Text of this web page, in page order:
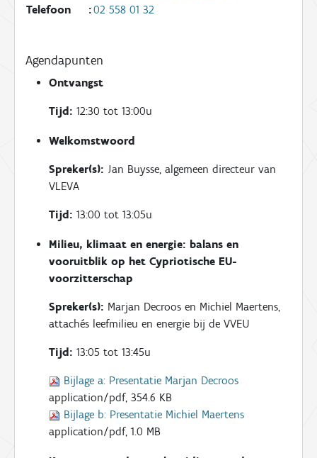
:
Telefoon 02 558 01 32
Agendapunten
Ontvangst
Tijd: 12:30 tot 13:00u
Welkomstwoord
Spreker(s): Jan Buysse, algemeen directeur van
VLEVA
Tijd: 13:00 tot 13:05u
Milieu, klimaat en energie: balans en
vooruitblik op het Cypriotische EU-
voorzitterschap
Spreker(s): Marjan Decroos en Michiel Maertens,
attachés leefmilieu en energie bij de VVEU
Tijd: 13:05 tot 13:45u
Bijlage a: Presentatie Marjan Decroos
application/pdf, 354.6 KB
Bijlage b: Presentatie Michiel Maertens
application/pdf, 1.0 MB